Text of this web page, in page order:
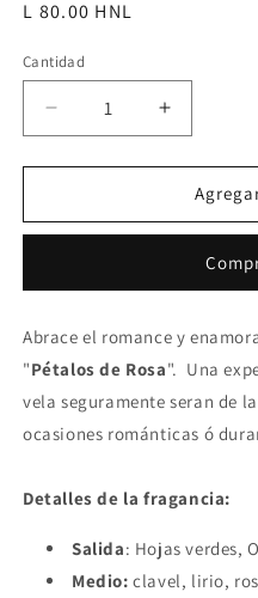
Precio
L 80.00 HNL
Cantidad
Reducir
cantidad
para
de
Esparciendo
Aumentar
cantidad
para
Velas
de
Abrace el romance y
"Pétalos de Rosa". Una
vela seguramente seran de
ocasiones románticas ó
Detalles de la fragancia:
Salida: Hojas verdes,
Medio: clavel, lirio,